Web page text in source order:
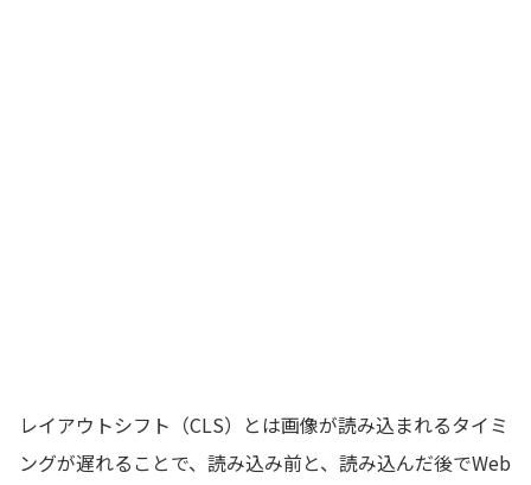
レイアウトシフト（CLS）とは画像が読み込まれるタイミ
ングが遅れることで、読み込み前と、読み込んだ後でWeb